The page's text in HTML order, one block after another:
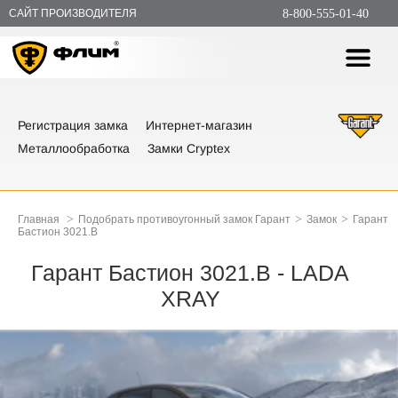
САЙТ ПРОИЗВОДИТЕЛЯ 8-800-555-01-40
Регистрация замка
Интернет-магазин
Металлообработка
Замки Cryptex
Главная > Подобрать противоугонный замок Гарант > Замок > Гарант
Бастион 3021.B
Гарант Бастион 3021.B - LADA
XRAY